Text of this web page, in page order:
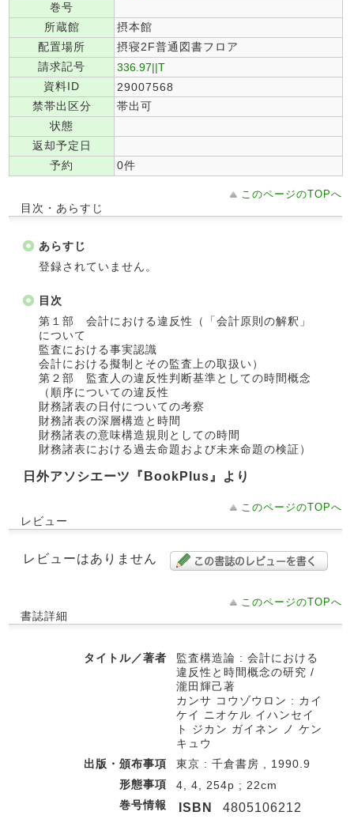
巻号
所蔵館
摂本館
配置場所
摂寝2F普通図書フロア
請求記号
336.97||T
資料ID
29007568
禁帯出区分
帯出可
状態
返却予定日
予約
0件
このページのTOPへ
目次・あらすじ
あらすじ
登録されていません。
目次
第１部 会計における違反性（「会計原則の解釈」
について
監査における事実認識
会計における擬制とその監査上の取扱い）
第２部 監査人の違反性判断基準としての時間概念
（順序についての違反性
財務諸表の日付についての考察
財務諸表の深層構造と時間
財務諸表の意味構造規則としての時間
財務諸表における過去命題および未来命題の検証）
日外アソシエーツ『BookPlus』より
このページのTOPへ
レビュー
レビューはありません
このページのTOPへ
書誌詳細
タイトル／著者
監査構造論 : 会計における
違反性と時間概念の研究 /
瀧田輝己著
カンサ コウゾウロン : カイ
ケイ ニオケル イハンセイ
ト ジカン ガイネン ノ ケン
キュウ
出版・頒布事項
東京 : 千倉書房 , 1990.9
形態事項
4, 4, 254p ; 22cm
巻号情報
ISBN 4805106212